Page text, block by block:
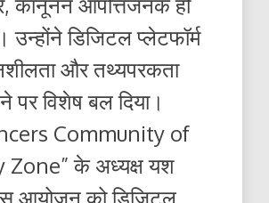
डिजिटल प्लेटफॉर्म
और तथ्यपरकता
पर विशेष बल दिया।
Community of
Zone” के अध्यक्ष यश